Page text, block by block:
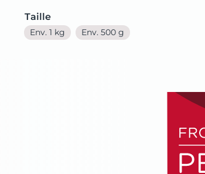
Taille
Env. 1 kg Env. 500 g